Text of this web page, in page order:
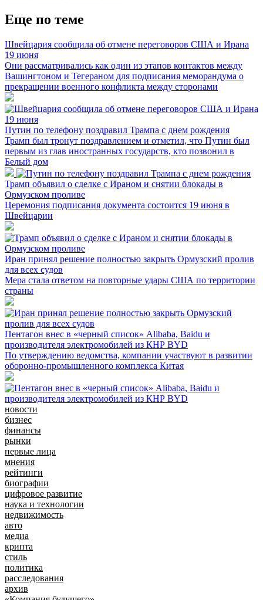
Еще по теме
Швейцария сообщила об отмене переговоров США и Ирана
19 июня
Они рассматривались как один из этапов контактов между
Вашингтоном и Тегераном для подписания меморандума о
прекращении военного конфликта между сторонами
Путин по телефону поздравил Трампа с днем рождения
Трамп был тронут поздравлением и отметил, что Путин был
первым из глав иностранных государств, кто позвонил в
Белый дом
Трамп объявил о сделке с Ираном и снятии блокады в
Ормузском проливе
Церемония подписания документа состоится 19 июня в
Швейцарии
Иран принял решение полностью закрыть Ормузский пролив
для всех судов
Мера стала ответом на повторные удары США по территории
страны
Пентагон внес в «черный список» Alibaba, Baidu и
производителя электромобилей из КНР BYD
По утверждению ведомства, компании участвуют в развитии
оборонно-промышленного комплекса Китая
новости
бизнес
финансы
рынки
первые лица
мнения
рейтинги
биографии
цифровое развитие
наука и технологии
недвижимость
авто
медиа
крипта
стиль
политика
расследования
архив